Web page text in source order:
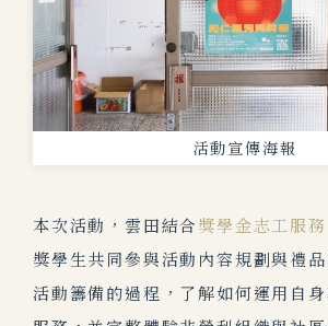
活動宣傳海報
本次活動，雲田結合 獎學金志工服務
獎學生共同參與活動內容規劃與禮
活動籌備的過程，了解如何運用自